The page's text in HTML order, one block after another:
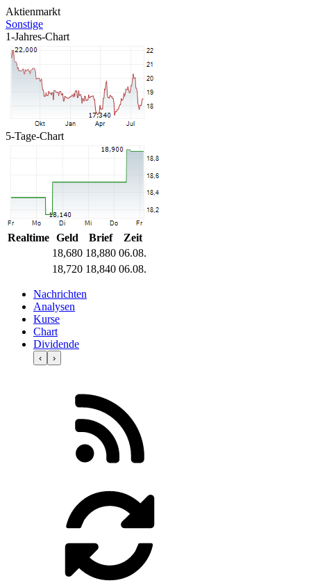
Aktienmarkt
Sonstige
1-Jahres-Chart
5-Tage-Chart
Realtime Geld Brief
Zeit
18,680 18,880 06.08.
18,720 18,840 06.08.
Nachrichten
Analysen
Kurse
Chart
Dividende
‹ ›